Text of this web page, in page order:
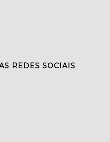
REDES SOCIAIS